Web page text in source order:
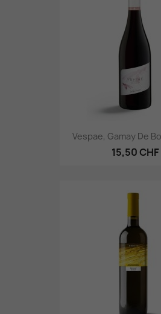
Vespae, Gamay De
15,50 CHF